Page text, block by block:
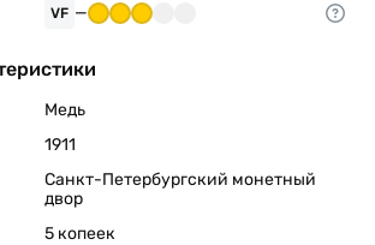
VF —
Медь
1911
Санкт-Петербургский монетный
двор
5 копеек